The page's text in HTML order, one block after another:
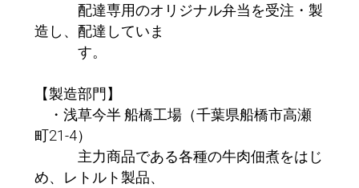
配達専用のオリジナル弁当を受注・製
造し、配達していま
す。
【製造部門】
・浅草今半 船橋工場（千葉県船橋市高瀬
町21-4）
主力商品である各種の牛肉佃煮をはじ
め、レトルト製品、